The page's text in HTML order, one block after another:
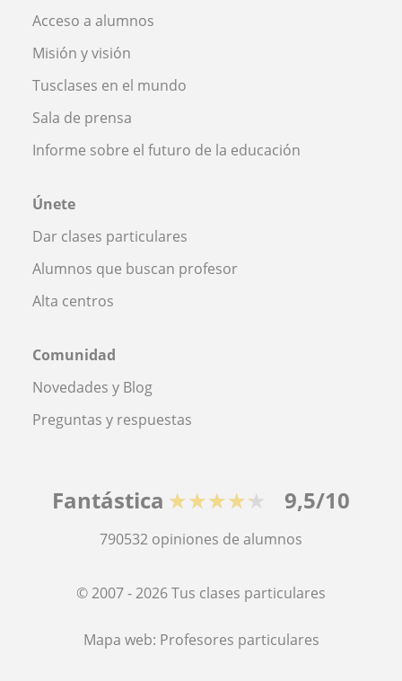
Acceso a alumnos
Misión y visión
Tusclases en el mundo
Sala de prensa
Informe sobre el futuro de la educación
Únete
Dar clases particulares
Alumnos que buscan profesor
Alta centros
Comunidad
Novedades y Blog
Preguntas y respuestas
Fantástica ★★★★★ 9,5/10
790532 opiniones de alumnos
© 2007 - 2026 Tus clases particulares
Mapa web: Profesores particulares